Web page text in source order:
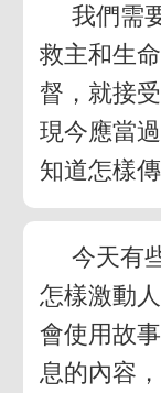
我們需
救主和生
督，就接
現今應當
知道怎樣
今天有
怎樣激動
會使用故
息的內容